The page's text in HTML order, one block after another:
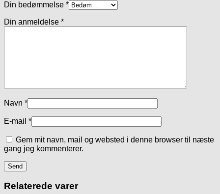
Din bedømmelse *
Din anmeldelse *
Navn *
E-mail *
Gem mit navn, mail og websted i denne browser til næste
gang jeg kommenterer.
Relaterede varer